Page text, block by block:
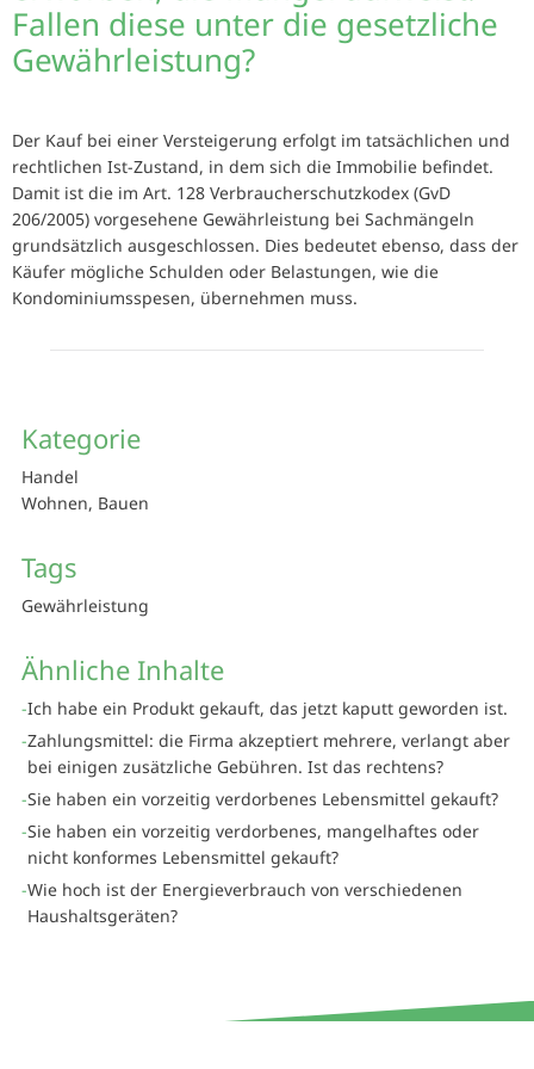
Fallen diese unter die gesetzliche
Gewährleistung?
Der Kauf bei einer Versteigerung erfolgt im tatsächlichen und
rechtlichen Ist-Zustand, in dem sich die Immobilie befindet.
Damit ist die im Art. 128 Verbraucherschutzkodex (GvD
206/2005) vorgesehene Gewährleistung bei Sachmängeln
grundsätzlich ausgeschlossen. Dies bedeutet ebenso, dass der
Käufer mögliche Schulden oder Belastungen, wie die
Kondominiumsspesen, übernehmen muss.
Kategorie
Handel
Wohnen, Bauen
Tags
Gewährleistung
Ähnliche Inhalte
Ich habe ein Produkt gekauft, das jetzt kaputt geworden ist.
Zahlungsmittel: die Firma akzeptiert mehrere, verlangt aber
bei einigen zusätzliche Gebühren. Ist das rechtens?
Sie haben ein vorzeitig verdorbenes Lebensmittel gekauft?
Sie haben ein vorzeitig verdorbenes, mangelhaftes oder
nicht konformes Lebensmittel gekauft?
Wie hoch ist der Energieverbrauch von verschiedenen
Haushaltsgeräten?